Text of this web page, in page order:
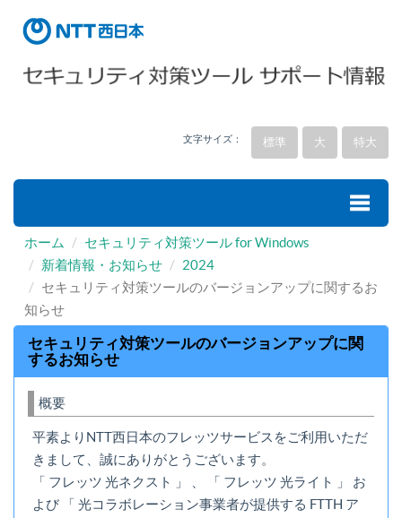
文字サイズ： 標準 大 特大
ホーム
セキュリティ対策ツール for Windows
新着情報・お知らせ
2024
セキュリティ対策ツールのバージョンアップに関するお
知らせ
セキュリティ対策ツールのバージョンアップに関
するお知らせ
概要
平素よりNTT西日本のフレッツサービスをご利用いただ
きまして、誠にありがとうございます。
「 フレッツ 光ネクスト 」 、 「 フレッツ 光ライト 」 お
よび 「 光コラボレーション事業者が提供する FTTH ア